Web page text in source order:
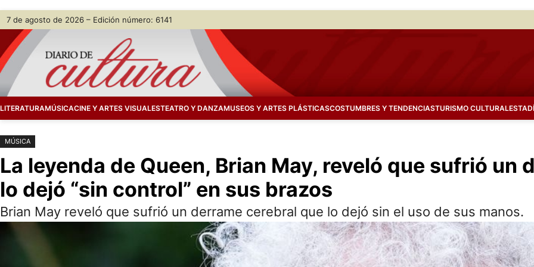
Saltar
contenido
Skip
content
7 de agosto de 2026 – Edición número: 6141
LITERATURAMÚSICACINE Y ARTES VISUALESTEATRO Y DANZAMUSEOS Y ARTES PLÁSTICASCOSTUMBRES Y TENDENCIASTURISMO CULTURAL
MÚSICA
La leyenda de Queen, Brian May, reveló que sufrió un
lo dejó “sin control” en sus brazos
Brian May reveló que sufrió un derrame cerebral que lo dejó sin el uso de sus manos.